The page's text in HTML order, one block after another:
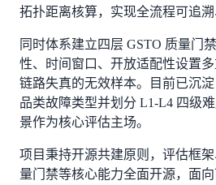
拓扑距离核算，实现全流程可追溯
同时体系建立四层 GSTO 质量门
性、时间窗口、开放适配性设置
链路失真的无效样本。目前已沉
品类故障类型并划分 L1-L4 四级
景作为核心评估主场。
项目秉持开源共建原则，评估框
量门禁等核心能力全面开源，面